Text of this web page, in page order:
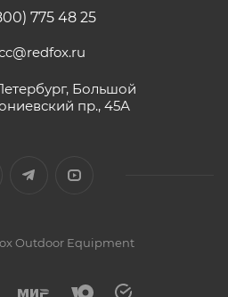
775 48 25
Большой
пр., 45А
Outdoor Equipment